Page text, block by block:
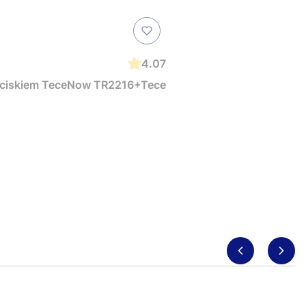
4.07
TeceNow TR2216+Tece